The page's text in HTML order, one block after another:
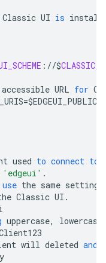
Classic UI is
: //$
accessible URL for
=$
used to connect to
'edgeui' .
use the same settings
Classic UI .
uppercase, lowercase
will deleted and
y